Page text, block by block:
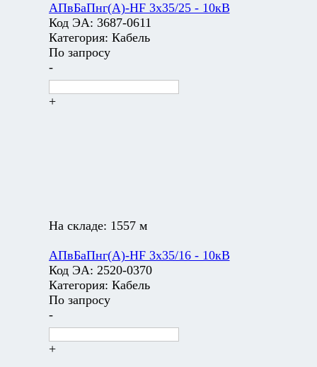
АПвБаПнг(А)-HF 3х35/25 - 10кВ
Код ЭА: 3687-0611
Категория: Кабель
По запросу
-
+
На складе: 1557 м
АПвБаПнг(А)-HF 3х35/16 - 10кВ
Код ЭА: 2520-0370
Категория: Кабель
По запросу
-
+